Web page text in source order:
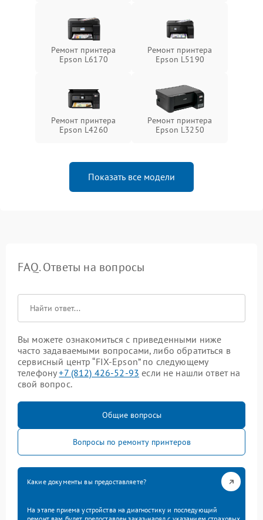
Ремонт принтера
Epson L6170
Ремонт принтера
Epson L5190
Ремонт принтера
Epson L4260
Ремонт принтера
Epson L3250
Показать все модели
FAQ. Ответы на вопросы
Вы можете ознакомиться с приведенными ниже
часто задаваемыми вопросами, либо обратиться в
сервисный центр “FIX-Epson” по следующему
телефону+7 (812) 426-52-93 если не нашли ответ на
свой вопрос.
Общие вопросы
Вопросы по ремонту принтеров
Какие документы вы предоставляете?
На этапе приема устройства на диагностику и последующий